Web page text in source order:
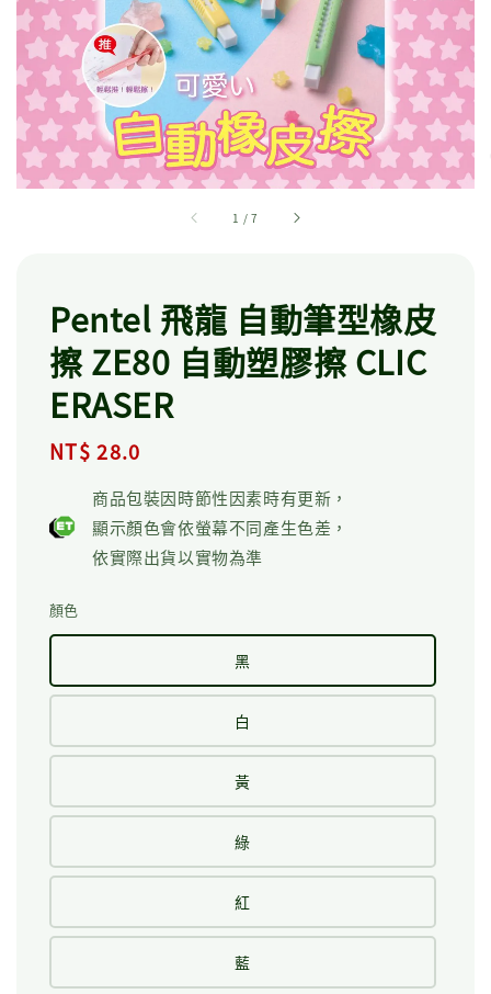
1 /7
Pentel 飛龍 自動筆型橡皮
擦 ZE80 自動塑膠擦 CLIC
ERASER
Regular
NT$ 28.0
商品包裝因時節性因素時有更新，
顯示顏色會依螢幕不同產生色差，
依實際出貨以實物為準
顏色
黑
白
黃
綠
紅
藍